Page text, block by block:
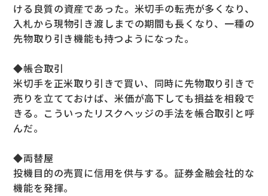
ける良質の資産であった。米切手の転売が多くなり、
入札から現物引き渡しまでの期間も長くなり、一種の
先物取り引き機能も持つようになった。
◆帳合取引
米切手を正米取り引きで買い、同時に先物取り引きで
売りを立てておけば、米価が高下しても損益を相殺で
きる。こういったリスクヘッジの手法を帳合取引と呼
んだ。
◆両替屋
投機目的の売買に信用を供与する。証券金融会社的な
機能を発揮。